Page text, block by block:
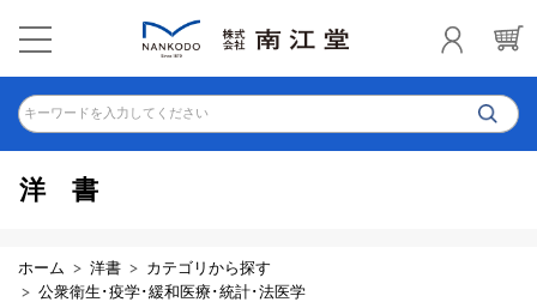
キーワードを入力してください
洋書
ホーム 洋書
カテゴリから探す
公衆衛生･疫学･緩和医療･統計･法医学